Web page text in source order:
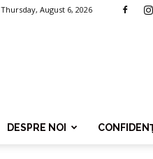
Thursday, August 6, 2026
DESPRE NOI